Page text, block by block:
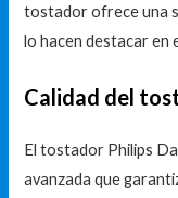
tostador ofrece una
lo hacen destacar en
Calidad del
El tostador Philips
avanzada que